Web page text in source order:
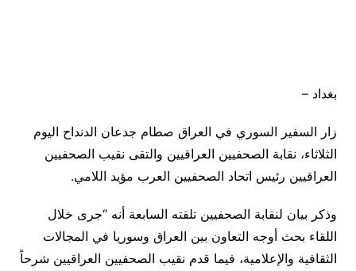
بغداد –
زار السفير السوري في العراق صطام جدعان الدنداح اليوم
الثلاثاء، نقابة الصحفيين العراقيين والتقى نقيب الصحفيين
العراقيين رئيس اتحاد الصحفيين العرب مؤيد اللامي.
وذكر بيان لنقابة الصحفيين تلقته السابعة أنه “جرى خلال
اللقاء بحث أوجه التعاون بين العراق وسوريا في المجالات
الثقافية والإعلامية، فيما قدم نقيب الصحفيين العراقيين شرحاً